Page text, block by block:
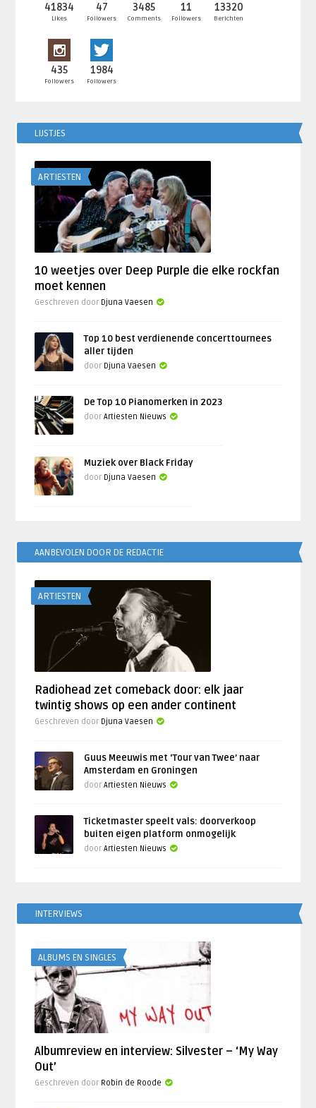
41834
Likes
47
Followers
3485
Comments
11
Followers
13320
Berichten
435
Followers
1984
Followers
LIJSTJES
ARTIESTEN
10 weetjes over Deep Purple die elke rockfan
moet kennen
Geschreven door Djuna Vaesen
Top 10 best verdienende concerttournees
aller tijden
door Djuna Vaesen
De Top 10 Pianomerken in 2023
doorArtiesten Nieuws
Muziek over Black Friday
door Djuna Vaesen
AANBEVOLEN DOOR DE REDACTIE
ARTIESTEN
Radiohead zet comeback door: elk jaar
twintig shows op een ander continent
Geschreven door Djuna Vaesen
Guus Meeuwis met ‘Tour van Twee’ naar
Amsterdam en Groningen
doorArtiesten Nieuws
Ticketmaster speelt vals: doorverkoop
buiten eigen platform onmogelijk
doorArtiesten Nieuws
INTERVIEWS
ALBUMS EN SINGLES
Albumreview en interview: Silvester – ‘My Way
Out’
Geschreven door Robin de Roode